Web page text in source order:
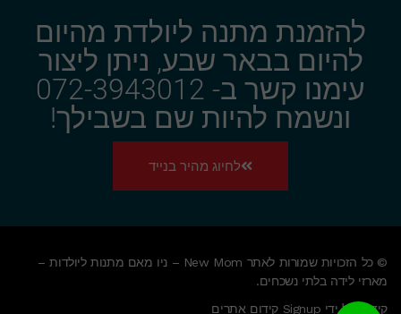
להזמנת מתנה ליולדת מהיום
להיום בבאר שבע, ניתן ליצור
עימנו קשר ב- 072-3943012
ונשמח להיות שם בשבילך!
לחיוג מהיר בנייד
© כל הזכויות שמורות לאתר New Mom – ניו מאם מתנות ליולדות –
מארזי לידה בלתי נשכחים.
קידום על ידי Signup קידום אתרים